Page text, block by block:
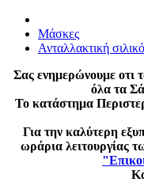
Μάσκες
Ανταλλακτική
Σας ενημερώνουμε οτι
όλα τα
Το κατάστημα
Για την καλύτερη
ωράρια λειτουργίας